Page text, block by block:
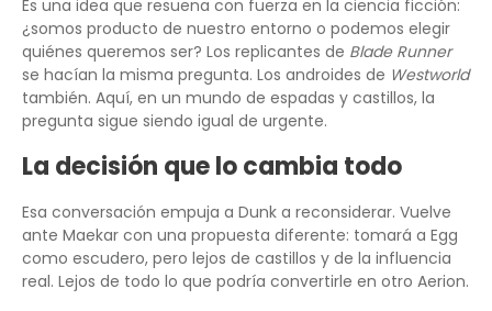
Es una idea que resuena con fuerza en la ciencia ficción:
¿somos producto de nuestro entorno o podemos elegir
quiénes queremos ser? Los replicantes de Blade Runner
se hacían la misma pregunta. Los androides de Westworld
también. Aquí, en un mundo de espadas y castillos, la
pregunta sigue siendo igual de urgente.
La decisión que lo cambia todo
Esa conversación empuja a Dunk a reconsiderar. Vuelve
ante Maekar con una propuesta diferente: tomará a Egg
como escudero, pero lejos de castillos y de la influencia
real. Lejos de todo lo que podría convertirle en otro Aerion.